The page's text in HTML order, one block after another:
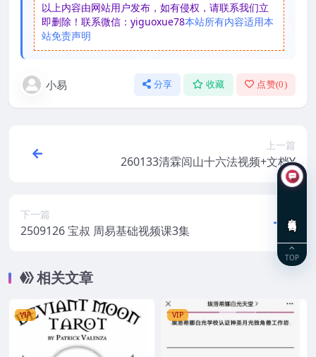
以上内容由网站用户发布，如有侵权，请联系我们立
即删除！联系微信：yiguoxue78本站所有内容适用本
站免责声明
小易 分享 收藏 点赞(0)
上一篇
260133清霖闾山十六法视频+文档Y
下一篇
2509126 宝叔 周易基础视频课3集
相关文章
VIP VIP
TOP